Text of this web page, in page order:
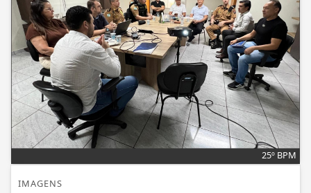
25º BPM
IMAGENS